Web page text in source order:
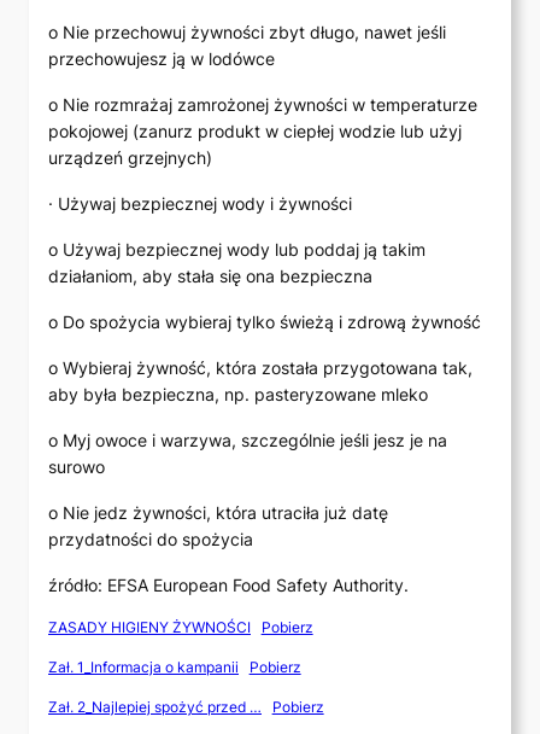
o Nie przechowuj żywności zbyt długo, nawet jeśli
przechowujesz ją w lodówce
o Nie rozmrażaj zamrożonej żywności w temperaturze
pokojowej (zanurz produkt w ciepłej wodzie lub użyj
urządzeń grzejnych)
· Używaj bezpiecznej wody i żywności
o Używaj bezpiecznej wody lub poddaj ją takim
działaniom, aby stała się ona bezpieczna
o Do spożycia wybieraj tylko świeżą i zdrową żywność
o Wybieraj żywność, która została przygotowana tak,
aby była bezpieczna, np. pasteryzowane mleko
o Myj owoce i warzywa, szczególnie jeśli jesz je na
surowo
o Nie jedz żywności, która utraciła już datę
przydatności do spożycia
źródło: EFSA European Food Safety Authority.
ZASADY HIGIENY ŻYWNOŚCI Pobierz
Zał. 1_Informacja o kampanii Pobierz
Zał. 2_Najlepiej spożyć przed … Pobierz